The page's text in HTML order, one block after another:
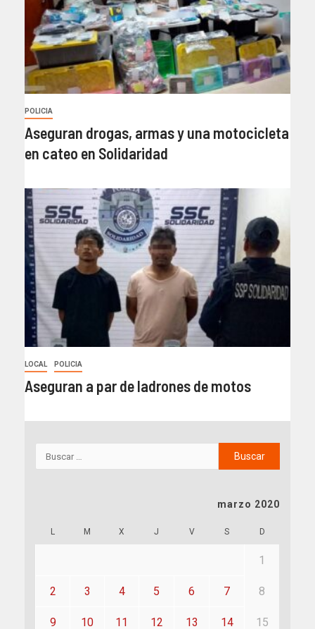
POLICIA
Aseguran drogas, armas y una motocicleta
en cateo en Solidaridad
LOCAL POLICIA
Aseguran a par de ladrones de motos
marzo 2020
L M X J V S D
1
2 3 4 5 6 7 8
9 10 11 12 13 14 15